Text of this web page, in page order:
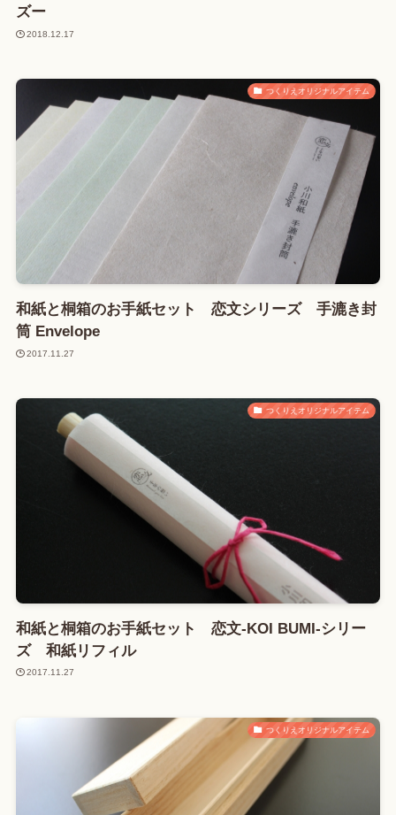
ズー
2018.12.17
つくりえオリジナルアイテム
和紙と桐箱のお手紙セット 恋文シリーズ 手漉き封
筒 Envelope
2017.11.27
つくりえオリジナルアイテム
和紙と桐箱のお手紙セット 恋文-KOI BUMI-シリー
ズ 和紙リフィル
2017.11.27
つくりえオリジナルアイテム